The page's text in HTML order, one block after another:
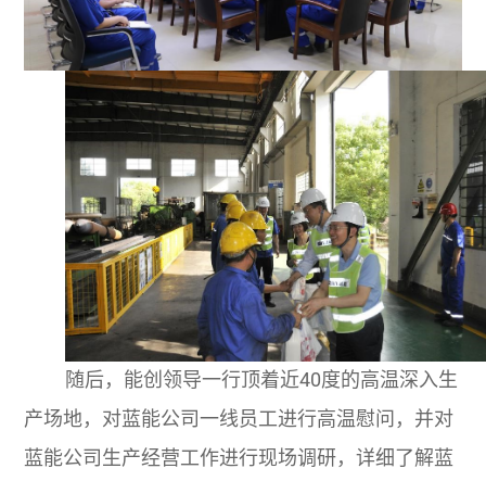
随后，能创领导一行顶着近40度的高温深入生
产场地，对蓝能公司一线员工进行高温慰问，并对
蓝能公司生产经营工作进行现场调研，详细了解蓝